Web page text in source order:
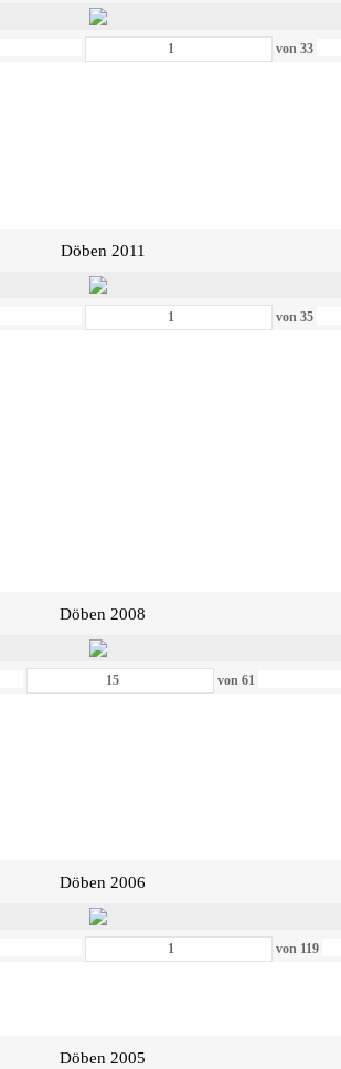
von33
Döben 2011
von35
Döben 2008
von61
Döben 2006
von 119
Döben 2005